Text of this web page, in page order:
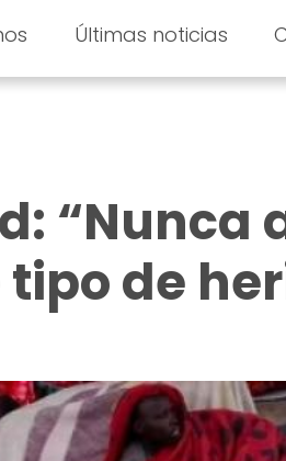
Últimas noticias
“Nunca
de